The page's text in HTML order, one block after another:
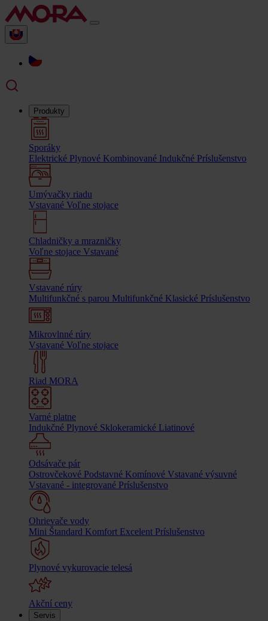
Produkty
Sporáky
Elektrické Plynové Kombinované Indukčné Príslušenstvo
Umývačky riadu
Vstavané Voľne stojace
Chladničky a mrazničky
Voľne stojace Vstavané
Vstavané rúry
Multifunkčné s parou Multifunkčné Klasické Príslušenstvo
Mikrovlnné rúry
Vstavané Voľne stojace
Riad MORA
Varné platne
Indukčné Plynové Sklokeramické Liatinové
Odsávače pár
Ostrovčekové Podstavné Komínové Vstavané výsuvné
Vstavané - integrované Príslušenstvo
Ohrievače vody
Mini Štandard Komfort Excelent Príslušenstvo
Plynové vykurovacie telesá
Akční ceny
Servis